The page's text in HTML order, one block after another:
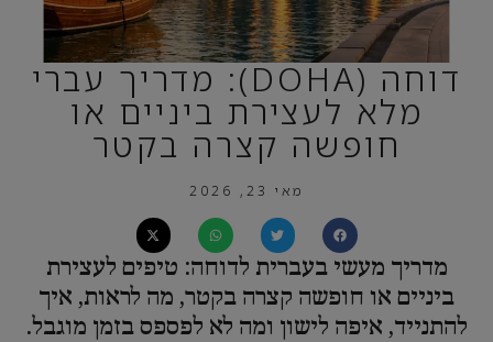
דוחה (DOHA): מדריך עברי
מלא לעצירת ביניים או
חופשה קצרה בקטר
מאי 23, 2026
מדריך מעשי בעברית לדוחה: טיפים לעצירת
ביניים או חופשה קצרה בקטר, מה לראות, איך
להתנייד, איפה לישון ומה לא לפספס בזמן מוגבל.